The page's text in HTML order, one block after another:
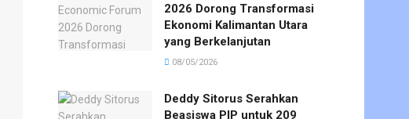
2026 Dorong Transformasi
Ekonomi Kalimantan Utara
yang Berkelanjutan
08/05/2026
Deddy Sitorus Serahkan
Beasiswa PIP untuk 209